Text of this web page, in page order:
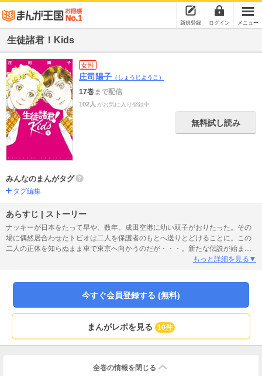
新規登録 ログイン メニュー
生徒諸君！Kids
女性
庄司陽子 （しょうじようこ）
17巻まで配信
102人 がお気に入り登録中
無料試し読み
みんなのまんがタグ
タグ編集
あらすじ | ストーリー
ナッキーが日本をたって早や、数年。成田空港に幼い双子がおりたった。その
場に偶然居合わせたトビオは二人を保護者のもとへ送りとどけることに。この
二人の正体を知らぬまま車で東京へ向かうのだが・・・。新たな伝説が始ま
る！庄司陽子の死生観を描く人気シリーズ連載「幽体門」も同時収録！！
もっと詳細を見る▼
今すぐ会員登録する (無料)
まんがレポを見る 10件
全巻の情報を 閉じる